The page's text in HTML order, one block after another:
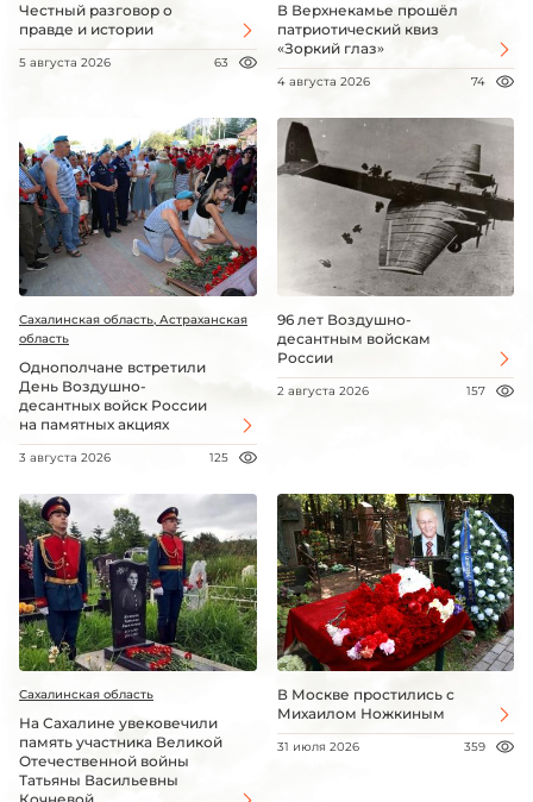
Честный разговор о
правде и истории
5 августа 2026 63
В Верхнекамье прошёл
патриотический квиз
«Зоркий глаз»
4 августа 2026 74
Сахалинская область, Астраханская
область
Однополчане встретили
День Воздушно-
десантных войск России
на памятных акциях
3 августа 2026 125
96 лет Воздушно-
десантным войскам
России
2 августа 2026 157
Сахалинская область
На Сахалине увековечили
память участника Великой
Отечественной войны
Татьяны Васильевны
В Москве простились с
Михаилом Ножкиным
31 июля 2026 359